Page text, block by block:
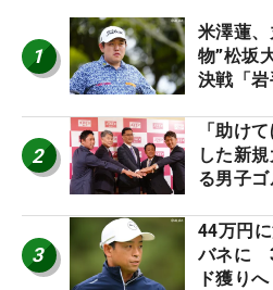
1
米澤蓮
物”松坂
決戦「岩
2
「助け
した新
る男子
3
44万円
バネに
ド獲り